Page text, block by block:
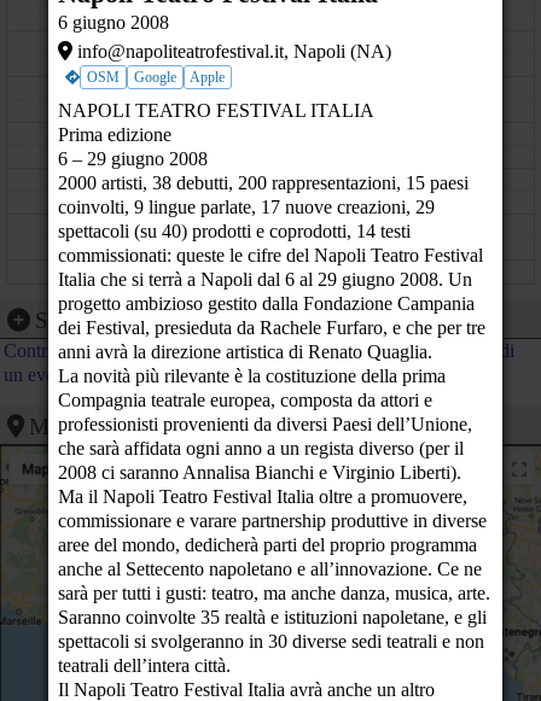
09
10
11
12
13
14
15
16
17
18
19
20
21
22
23
Voci da Dieci
Teatro Mediterraneo - Mostra d'Oltremare di Napoli - Napoli (NA)
Segnalazione evento
Contribuisci al calendario di PeaceLink inviando la segnalazione di
un evento
Mappa
6 giugno 2008
info@napoliteatrofestival.it, Napoli (NA)
OSM Google Apple
NAPOLI TEATRO FESTIVAL ITALIA
Prima edizione
6 – 29 giugno 2008
2000 artisti, 38 debutti, 200 rappresentazioni, 15 paesi
coinvolti, 9 lingue parlate, 17 nuove creazioni, 29
spettacoli (su 40) prodotti e coprodotti, 14 testi
commissionati: queste le cifre del Napoli Teatro Festival
Italia che si terrà a Napoli dal 6 al 29 giugno 2008. Un
progetto ambizioso gestito dalla Fondazione Campania
dei Festival, presieduta da Rachele Furfaro, e che per tre
anni avrà la direzione artistica di Renato Quaglia.
La novità più rilevante è la costituzione della prima
Compagnia teatrale europea, composta da attori e
professionisti provenienti da diversi Paesi dell’Unione,
che sarà affidata ogni anno a un regista diverso (per il
2008 ci saranno Annalisa Bianchi e Virginio Liberti).
Ma il Napoli Teatro Festival Italia oltre a promuovere,
commissionare e varare partnership produttive in diverse
aree del mondo, dedicherà parti del proprio programma
anche al Settecento napoletano e all’innovazione. Ce ne
sarà per tutti i gusti: teatro, ma anche danza, musica, arte.
Saranno coinvolte 35 realtà e istituzioni napoletane, e gli
spettacoli si svolgeranno in 30 diverse sedi teatrali e non
teatrali dell’intera città.
Il Napoli Teatro Festival Italia avrà anche un altro